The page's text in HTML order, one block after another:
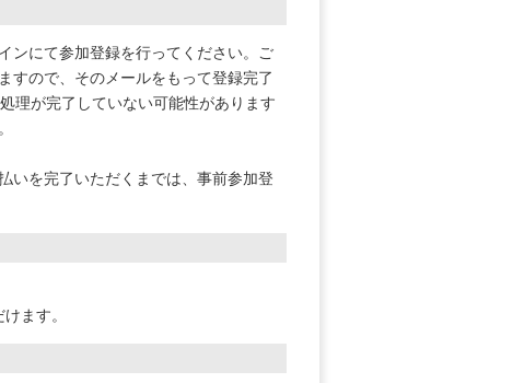
ンにて参加登録を行ってください。ご
すので、そのメールをもって登録完了
理が完了していない可能性があります
いを完了いただくまでは、事前参加登
ます。